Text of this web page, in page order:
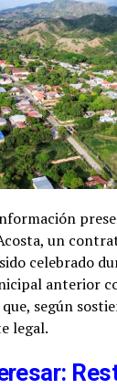
un
celebrado
anterior
según
legal.